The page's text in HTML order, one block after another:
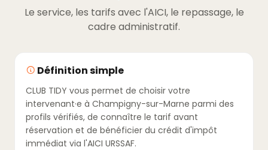
Le service, les tarifs avec l'AICI, le repassage, le
cadre administratif.
Définition simple
CLUB TIDY vous permet de choisir votre
intervenant·e à Champigny-sur-Marne parmi des
profils vérifiés, de connaître le tarif avant
réservation et de bénéficier du crédit d'impôt
immédiat via l'AICI URSSAF.